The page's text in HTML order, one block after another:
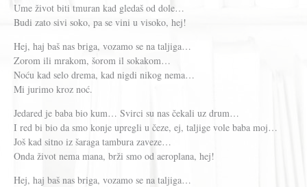
Ume život biti tmuran kad gledaš od dole…
Budi zato sivi soko, pa se vini u visoko, hej!
Hej, haj baš nas briga, vozamo se na taljiga…
Zorom ili mrakom, šorom il sokakom…
Noću kad selo drema, kad nigdi nikog nema…
Mi jurimo kroz noć.
Jedared je baba bio kum… Svirci su nas čekali uz drum…
I red bi bio da smo konje upregli u čeze, ej, taljige vole baba moj…
Još kad sitno iz šaraga tambura zaveze…
Onda život nema mana, brži smo od aeroplana, hej!
Hej, haj baš nas briga, vozamo se na taljiga…